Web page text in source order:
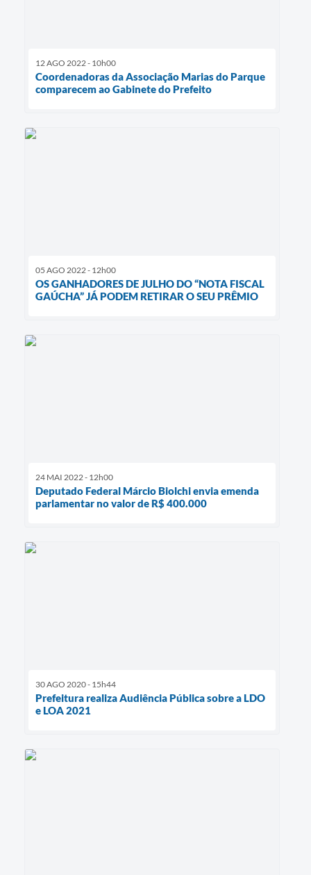
12 AGO 2022 - 10h00
Coordenadoras da Associação Marias do Parque
comparecem ao Gabinete do Prefeito
05 AGO 2022 - 12h00
OS GANHADORES DE JULHO DO “NOTA FISCAL
GAÚCHA” JÁ PODEM RETIRAR O SEU PRÊMIO
24 MAI 2022 - 12h00
Deputado Federal Márcio Biolchi envia emenda
parlamentar no valor de R$ 400.000
30 AGO 2020 - 15h44
Prefeitura realiza Audiência Pública sobre a LDO
e LOA 2021